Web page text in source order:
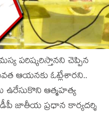
పరిష్కరిస్తానని చెప్పిన
ఆయ‌న‌కు ఓట్లేశార‌ని..
ఉరేసుకొని ఆత్మహత్య
జాతీయ ప్రధాన కార్యదర్శి